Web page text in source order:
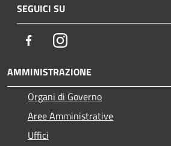
SEGUICI SU
FacebookInstagram
AMMINISTRAZIONE
Organi di Governo
Aree Amministrative
Uffici